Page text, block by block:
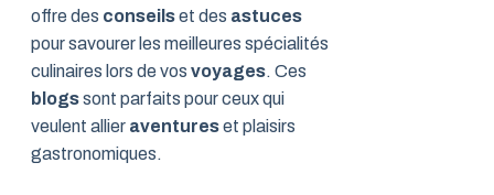
offre des conseilset des astuces
pour savourer les meilleures spécialités
culinaires lors de vos voyages. Ces
blogssont parfaits pour ceux qui
veulent allier aventureset plaisirs
gastronomiques.